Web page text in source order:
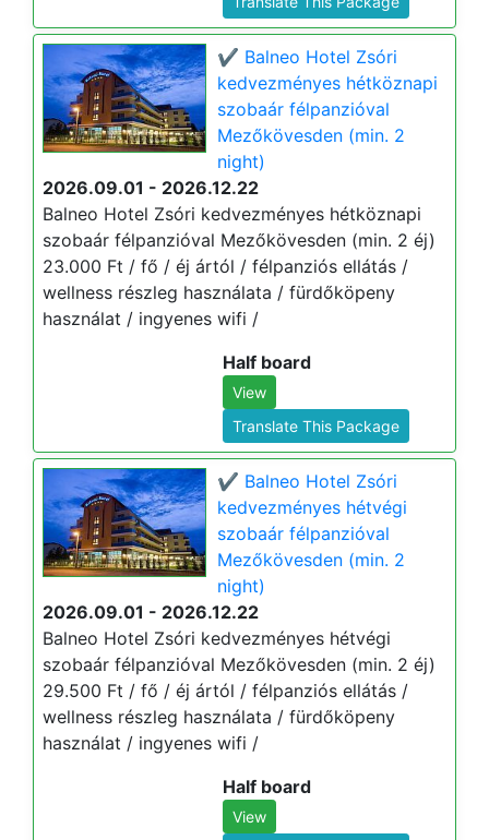
✔️ Balneo Hotel Zsóri
kedvezményes hétköznapi
szobaár félpanzióval
Mezőkövesden (min. 2
night)
2026.09.01 - 2026.12.22
Balneo Hotel Zsóri kedvezményes hétköznapi
szobaár félpanzióval Mezőkövesden (min. 2 éj)
23.000 Ft / fő / éj ártól / félpanziós ellátás /
wellness részleg használata / fürdőköpeny
használat / ingyenes wifi /
Half board
View
Translate This Package
✔️ Balneo Hotel Zsóri
kedvezményes hétvégi
szobaár félpanzióval
Mezőkövesden (min. 2
night)
2026.09.01 - 2026.12.22
Balneo Hotel Zsóri kedvezményes hétvégi
szobaár félpanzióval Mezőkövesden (min. 2 éj)
29.500 Ft / fő / éj ártól / félpanziós ellátás /
wellness részleg használata / fürdőköpeny
használat / ingyenes wifi /
Half board
View